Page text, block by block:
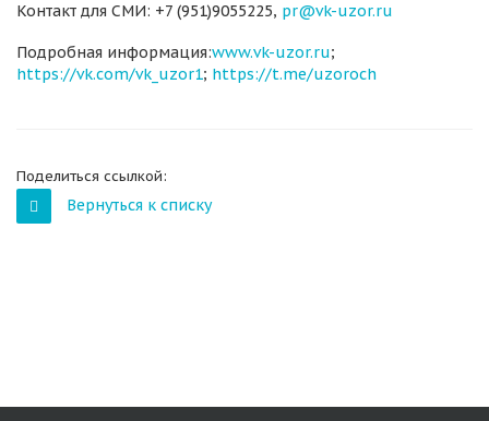
Контакт для СМИ: +7 (951)9055225, pr@vk-uzor.ru
Подробная информация:www.vk-uzor.ru;
https://vk.com/vk_uzor1; https://t.me/uzoroch
Поделиться ссылкой:
Вернуться к списку